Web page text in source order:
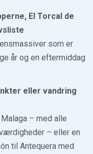
El Torcal de
som er
år og en eftermiddag
eller vandring
– med alle
– eller en
til Antequera med